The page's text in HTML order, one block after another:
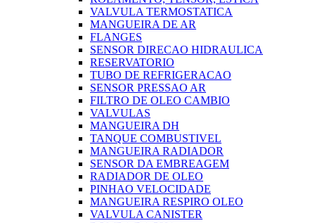
VALVULA TERMOSTATICA
MANGUEIRA DE AR
FLANGES
SENSOR DIRECAO HIDRAULICA
RESERVATORIO
TUBO DE REFRIGERACAO
SENSOR PRESSAO AR
FILTRO DE OLEO CAMBIO
VALVULAS
MANGUEIRA DH
TANQUE COMBUSTIVEL
MANGUEIRA RADIADOR
SENSOR DA EMBREAGEM
RADIADOR DE OLEO
PINHAO VELOCIDADE
MANGUEIRA RESPIRO OLEO
VALVULA CANISTER